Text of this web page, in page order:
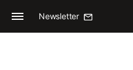
Newsletter